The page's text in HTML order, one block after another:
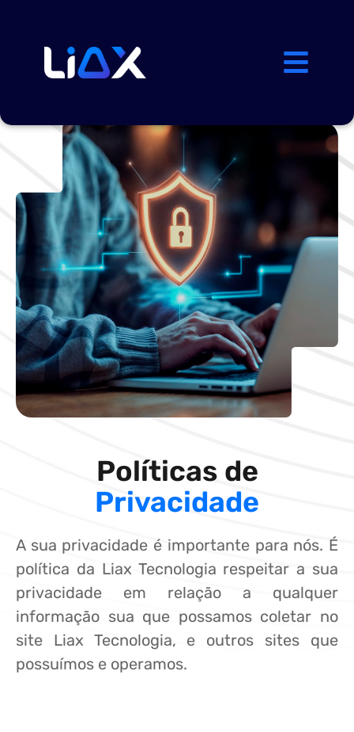
Políticas de
Privacidade
A sua privacidade é importante para nós. É
política da Liax Tecnologia respeitar a sua
privacidade em relação a qualquer
informação sua que possamos coletar no
site Liax Tecnologia, e outros sites que
possuímos e operamos.